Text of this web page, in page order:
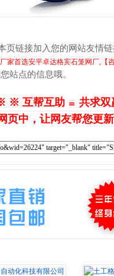
页链接加入您的网站友情
家首选安平卓达格宾石笼网厂,【
站点的信息哦。
互帮互助 ≌ 共求
页中，让网友帮您更